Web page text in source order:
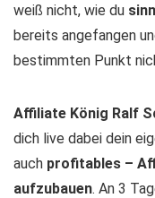
weiß nicht, wie du
bereits angefangen
bestimmten Punkt
Affiliate König Ralf
dich live dabei dein
auch profitables –
aufzubauen. An 3